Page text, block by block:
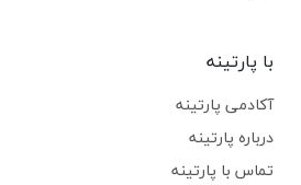
با پارتینه
آکادمی پارتینه
درباره پارتینه
تماس با پارتینه